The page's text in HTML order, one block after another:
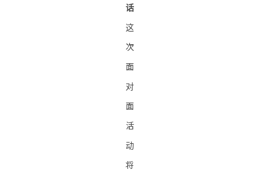
话
这
次
面
对
面
活
动
将